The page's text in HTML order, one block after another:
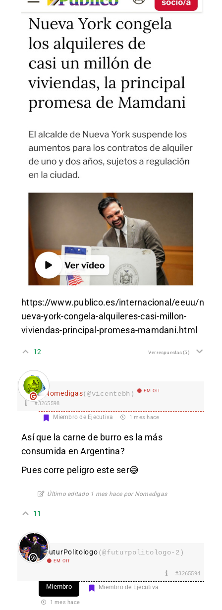
https://www.publico.es/internacional/eeuu/n
ueva-york-congela-alquileres-casi-millon-
viviendas-principal-promesa-mamdani.html
12 Ver respuestas(5)
Nomedigas(@vicentebh) EM Off
#3265598
Miembro de Ejecutiva 1 mes hace
Así que la carne de burro es la más
consumida en Argentina?
Pues corre peligro este ser 😅
Último editado 1 mes hace por Nomedigas
11
FuturPolitologo(@futurpolitologo-2)
EM Off
#3265594
Miembro Miembro de Ejecutiva
1 mes hace